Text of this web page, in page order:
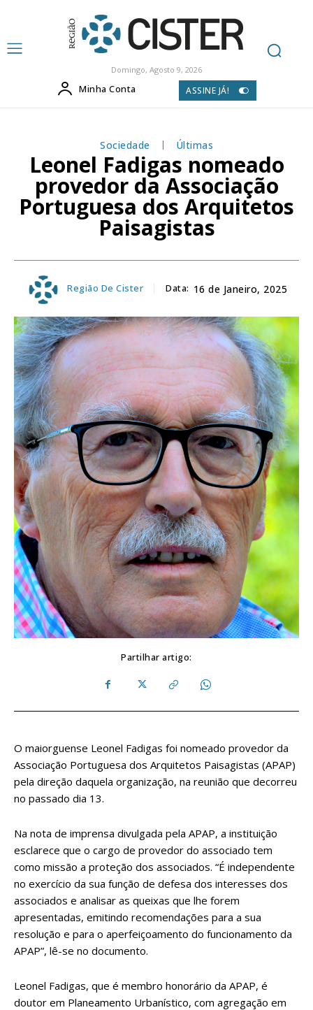
Domingo, Agosto 9, 2026
Minha Conta ASSINE JÁ!
Sociedade Últimas
Leonel Fadigas nomeado
provedor da Associação
Portuguesa dos Arquitetos
Paisagistas
Região De Cister Data: 16 de Janeiro, 2025
Partilhar artigo:
O maiorguense Leonel Fadigas foi nomeado provedor da
Associação Portuguesa dos Arquitetos Paisagistas (APAP)
pela direção daquela organização, na reunião que decorreu
no passado dia 13.
Na nota de imprensa divulgada pela APAP, a instituição
esclarece que o cargo de provedor do associado tem
como missão a proteção dos associados. “É independente
no exercício da sua função de defesa dos interesses dos
associados e analisar as queixas que lhe forem
apresentadas, emitindo recomendações para a sua
resolução e para o aperfeiçoamento do funcionamento da
APAP”, lê-se no documento.
Leonel Fadigas, que é membro honorário da APAP, é
doutor em Planeamento Urbanístico, com agregação em